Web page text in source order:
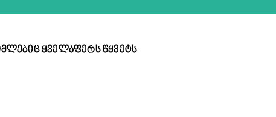
ყველაფერს წყვეტს